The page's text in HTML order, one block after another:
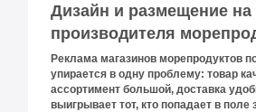
Дизайн и размещение на
производителя
Реклама магазинов морепродуктов
упирается в одну проблему: товар
ассортимент большой, доставка
выигрывает тот, кто попадает в поле